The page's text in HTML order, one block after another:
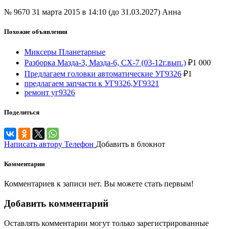
№ 9670 31 марта 2015 в 14:10 (до 31.03.2027) Анна
Похожие объявления
Миксеры Планетарные
Разборка Мазда-3, Мазда-6, СХ-7 (03-12г.вып.) ₽1 000
Предлагаем головки автоматические УГ9326 ₽1
предлагаем запчасти к УГ9326,УГ9321
ремонт уг9326
Поделиться
Написать автору Телефон Добавить в блокнот
Комментарии
Комментариев к записи нет. Вы можете стать первым!
Добавить комментарий
Оставлять комментарии могут только зарегистрированные